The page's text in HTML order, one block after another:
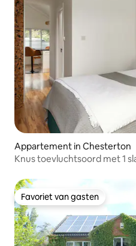
Appartement in Chesterton
Knus toevluchtsoord met 1
Favoriet van gasten
Favoriet van gasten